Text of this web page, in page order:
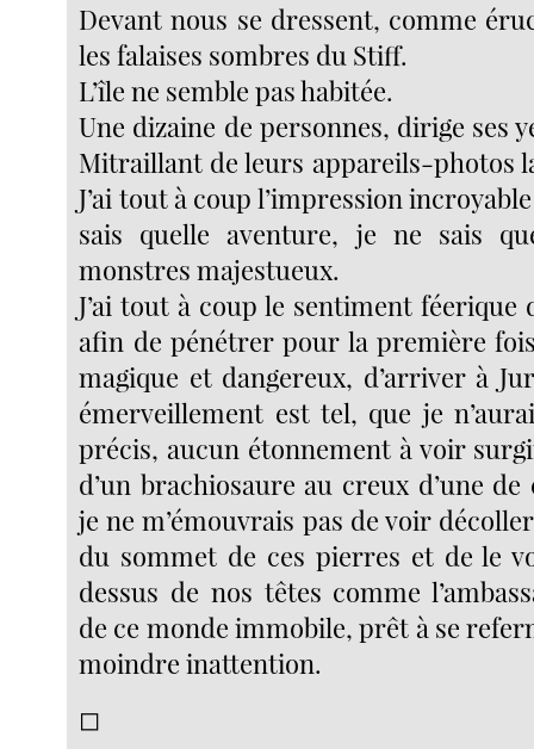
Devant nous se dressent, comme
les falaises sombres du Stiff.
L’île ne semble pas habitée.
Une dizaine de personnes, dirige ses
Mitraillant de leurs appareils-photos
J’ai tout à coup l’impression
sais quelle aventure, je ne sais
monstres majestueux.
J’ai tout à coup le sentiment féerique
afin de pénétrer pour la première
magique et dangereux, d’arriver à
émerveillement est tel, que je
précis, aucun étonnement à voir
d’un brachiosaure au creux d’une de
je ne m’émouvrais pas de voir
du sommet de ces pierres et de le
dessus de nos têtes comme
de ce monde immobile, prêt à se
moindre inattention.
◻︎